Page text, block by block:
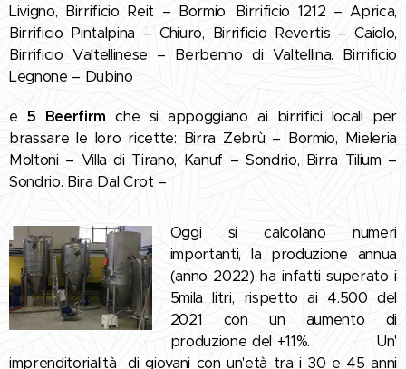
Livigno, Birrificio Reit – Bormio, Birrificio 1212 – Aprica,
Birrificio Pintalpina – Chiuro, Birrificio Revertis – Caiolo,
Birrificio Valtellinese – Berbenno di Valtellina. Birrificio
Legnone – Dubino
e 5 Beerfirm che si appoggiano ai birrifici locali per
brassare le loro ricette: Birra Zebrù – Bormio, Mieleria
Moltoni – Villa di Tirano, Kanuf – Sondrio, Birra Tilium –
Sondrio. Bira Dal Crot –
Oggi si calcolano numeri
importanti, la produzione annua
(anno 2022) ha infatti superato i
5mila litri, rispetto ai 4.500 del
2021 con un aumento di
produzione del +11%. Un'
imprenditorialità di giovani con un'età tra i 30 e 45 anni